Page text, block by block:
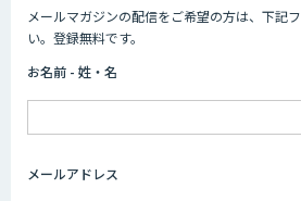
メールマガジンの配信をご希望の方は、下記
い。登録無料です。
お名前 - 姓・名
メールアドレス